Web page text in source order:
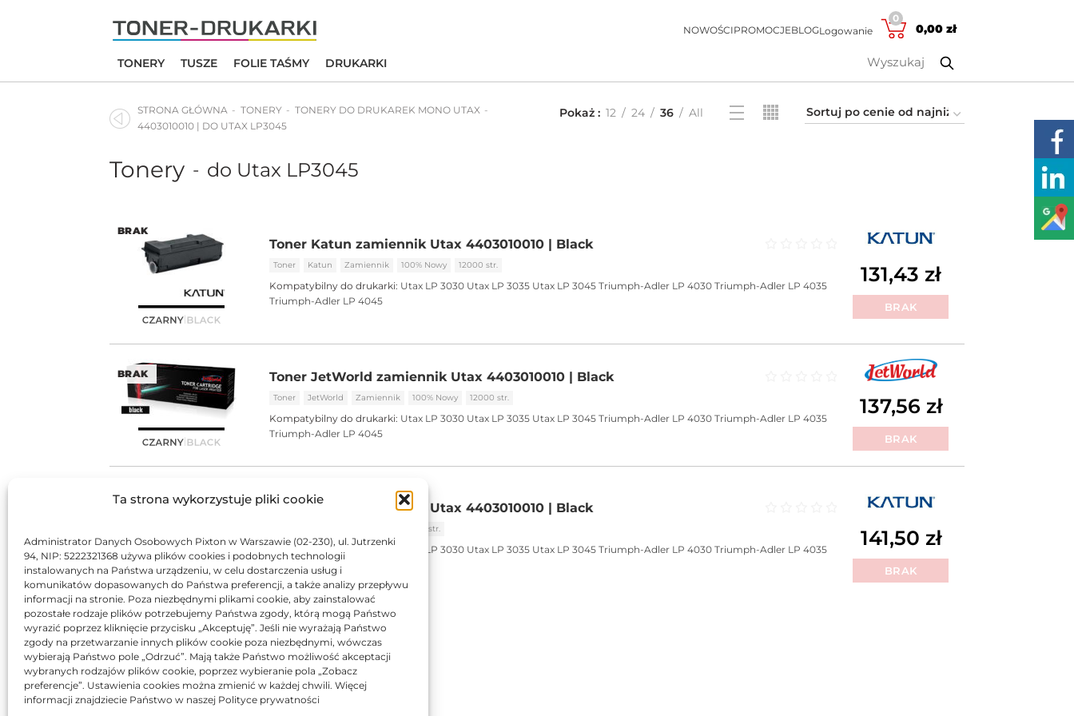
Ta strona wykorzystuje pliki cookie
Administrator Danych Osobowych Pixton w Warszawie (02-230), ul. Jutrzenki
94, NIP: 5222321368 używa plików cookies i podobnych technologii
instalowanych na Państwa urządzeniu, w celu dostarczenia usług i
komunikatów dopasowanych do Państwa preferencji, a także analizy przepływu
informacji na stronie. Poza niezbędnymi plikami cookie, aby zainstalować
pozostałe rodzaje plików potrzebujemy Państwa zgody, którą mogą Państwo
wyrazić poprzez kliknięcie przycisku „Akceptuję”. Jeśli nie wyrażają Państwo
zgody na przetwarzanie innych plików cookie poza niezbędnymi, wówczas
wybierają Państwo pole „Odrzuć”. Mają także Państwo możliwość akceptacji
wybranych rodzajów plików cookie, poprzez wybieranie pola „Zobacz
preferencje”. Ustawienia cookies można zmienić w każdej chwili. Więcej
informacji znajdziecie Państwo w naszej Polityce prywatności
NOWOŚCIPROMOCJEBLOGLogowanie
0
0,00 zł
TONERY TUSZE FOLIE TAŚMY DRUKARKI
STRONA GŁÓWNA TONERY
TONERY DO DRUKAREK MONO UTAX
4403010010 | DO UTAX LP3045
Pokaż 12 24 36 All
Tonery - do Utax LP3045
BRAK
Toner Katun zamiennik Utax 4403010010 | Black
Toner Katun Zamiennik 100% Nowy 12000 str.
Kompatybilny do drukarki: Utax LP 3030 Utax LP 3035 Utax LP 3045 Triumph-Adler LP 4030 Triumph-Adler LP 4035
Triumph-Adler LP 4045
131,43 zł
BRAK
BRAK Toner JetWorld zamiennik Utax 4403010010 | Black
Toner JetWorld Zamiennik 100% Nowy 12000 str.
Kompatybilny do drukarki: Utax LP 3030 Utax LP 3035 Utax LP 3045 Triumph-Adler LP 4030 Triumph-Adler LP 4035
Triumph-Adler LP 4045
137,56 zł
BRAK
BRAK
Toner Katun zamiennik Utax 4403010010 | Black
12000 str.
Kompatybilny do drukarki: Utax LP 3030 Utax LP 3035 Utax LP 3045 Triumph-Adler LP 4030 Triumph-Adler LP 4035
Triumph-Adler LP 4045
141,50 zł
BRAK